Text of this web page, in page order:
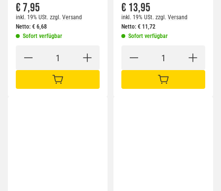
€ 7,95
inkl. 19% USt. zzgl. Versand
Netto: € 6,68
Sofort verfügbar
IN DEN WARENKORB
€ 13,95
inkl. 19% USt. zzgl. Versand
Netto: € 11,72
Sofort verfügbar
IN DEN WARENKORB